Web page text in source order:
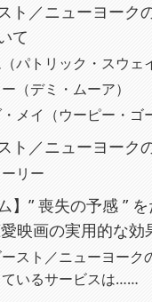
ト／ニューヨーク
て
パトリック・スウェ
（デミ・ムーア）
メイ（ウーピー・ゴ
ト／ニューヨーク
リー
】” 喪失の予感 ”
映画の実用的な効
ースト／ニューヨー
いるサービスは……